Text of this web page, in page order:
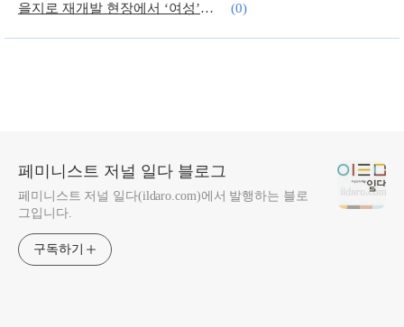
을지로 재개발 현장에서 ‘여성’의 목소리를 듣다
(0)
다큐멘터리 시리즈 <서바이빙 알 켈리>가 드러낸 것들 (0)
페미니스트 저널 일다 블로그
페미니스트 저널 일다(ildaro.com)에서 발행하는 블로
그입니다.
구독하기